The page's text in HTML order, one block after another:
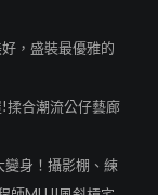
，盛裝最優雅的
!揉合潮流公仔藝廊
變身！攝影棚、練